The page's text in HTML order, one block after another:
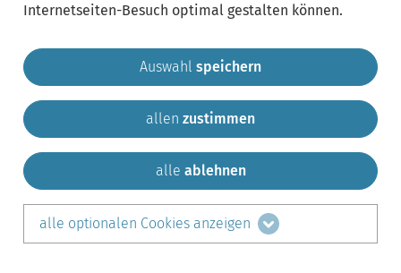
Gemeinde Krailling Impressum
Sitemap
Kontakt
teilen auf:
LinkedIn
Internetseiten-Besuch optimal gestalten können.
Auswahl speichern
allen zustimmen
alle ablehnen
alle optionalen Cookies anzeigen